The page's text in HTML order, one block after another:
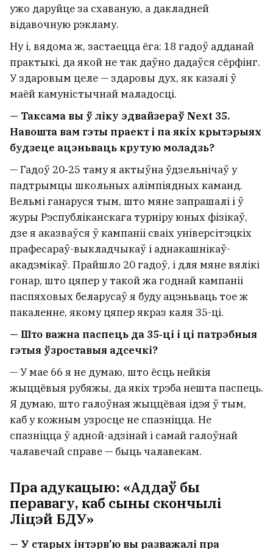
ужо даруйце за схаваную, а дакладней
відавочную рэкламу.
Ну і, вядома ж, застаецца ёга: 18 гадоў адданай
практыкі, да якой не так даўно дадаўся сёрфінг.
У здаровым целе — здаровы дух, як казалі ў
маёй камуністычнай маладосці.
— Таксама вы ў ліку эдвайзераў Next 35.
Навошта вам гэты праект і па якіх крытэрыях
будзеце ацэньваць крутую моладзь?
— Гадоў 20‑25 таму я актыўна ўдзельнічаў у
падтрымцы школьных алімпіядных каманд.
Вельмі ганаруся тым, што мяне запрашалі і ў
журы Рэспубліканскага турніру юных фізікаў,
дзе я аказваўся ў кампаніі сваіх універсітэцкіх
прафесараў-выкладчыкаў і аднакашнікаў-
акадэмікаў. Прайшло 20 гадоў, і для мяне вялікі
гонар, што цяпер у такой жа годнай кампаніі
паспяховых беларусаў я буду ацэньваць тое ж
пакаленне, якому цяпер якраз каля 35-ці.
— Што важна паспець да 35‑ці і ці патрэбныя
гэтыя ўзроставыя адсечкі?
— У мае 66 я не думаю, што ёсць нейкія
жыццёвыя рубяжы, да якіх трэба нешта паспець.
Я думаю, што галоўная жыццёвая ідэя ў тым,
каб у кожным узросце не спазніцца. Не
спазніцца ў адной-адзінай і самай галоўнай
чалавечай справе — быць чалавекам.
Пра адукацыю: «Аддаў бы
перавагу, каб сыны скончылі
Ліцэй БДУ»
— У старых інтэрв’ю вы разважалі пра